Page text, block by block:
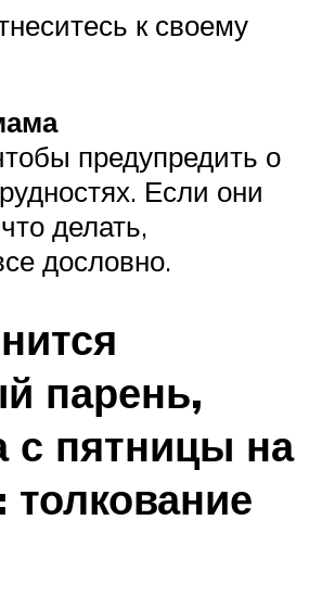
к своему
предупредить о
Если они
делать,
дословно.
парень,
с пятницы на
толкование